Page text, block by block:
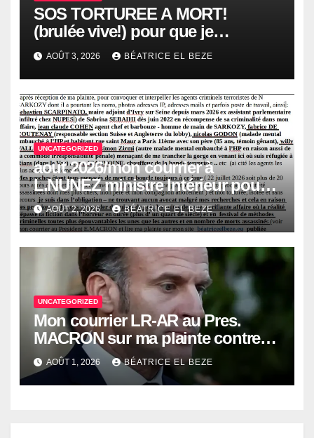
SOS TORTUREE A MORT!
(brulée vive!) pour que je
supprime ma plainte du 26 juin
2026 contre SARKOZY pour le
meurtre d’Abdeslam AATILLAH,
mon compagnon martyrisé
AOÛT 3, 2026 BÉATRICE EL BEZE
UNCATEGORIZED
aout 2026/mon courrier à
L.NUNEZ ministre Intérieur pour
interpellation urgente des agents
criminels de SARKOZY!
AOÛT 2, 2026 BÉATRICE EL BEZE
UNCATEGORIZED
Mon courrier LR-AR au Pres.
MACRON sur ma plainte contre
SARKOZY pour meurtre
d’Abdesslam AATILLAH, mon
compagnon martyrisé, après le
AOÛT 1, 2026 BÉATRICE EL BEZE